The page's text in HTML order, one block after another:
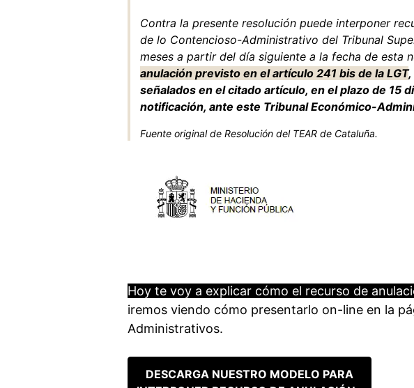
Contra la presente resolución puede interponer
de lo Contencioso-Administrativo del Tribunal
meses a partir del día siguiente a la fecha de esta
anulación previsto en el artículo 241 bis de la LGT,
señalados en el citado artículo, en el plazo de 15
notificación, ante este Tribunal Económico-
Fuente original de Resolución del TEAR de Cataluña.
Hoy te voy a explicar cómo el recurso de
iremos viendo cómo presentarlo on-line en la
Administrativos.
DESCARGA NUESTRO MODELO PARA